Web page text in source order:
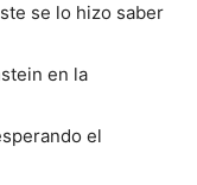
se lo hizo saber
en la
el